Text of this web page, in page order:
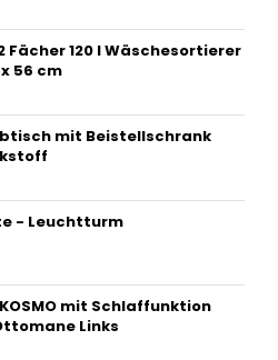
Fächer 120 l Wäschesortierer
56 cm
mit Beistellschrank
- Leuchtturm
mit Schlaffunktion
Links